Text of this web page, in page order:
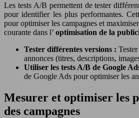
Les tests A/B permettent de tester
pour identifier les plus performantes.
pour optimiser les campagnes et
courante dans l’ optimisation de la
Tester différentes versions :
annonces (titres, descriptions,
Utiliser les tests A/B de Google
de Google Ads pour optimiser les
Mesurer et optimiser les
des campagnes